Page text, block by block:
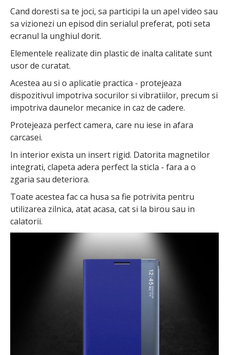
Cand doresti sa te joci, sa participi la un apel video sau
sa vizionezi un episod din serialul preferat, poti seta
ecranul la unghiul dorit.
Elementele realizate din plastic de inalta calitate sunt
usor de curatat.
Acestea au si o aplicatie practica - protejeaza
dispozitivul impotriva socurilor si vibratiilor, precum si
impotriva daunelor mecanice in caz de cadere.
Protejeaza perfect camera, care nu iese in afara
carcasei.
In interior exista un insert rigid. Datorita magnetilor
integrati, clapeta adera perfect la sticla - fara a o
zgaria sau deteriora.
Toate acestea fac ca husa sa fie potrivita pentru
utilizarea zilnica, atat acasa, cat si la birou sau in
calatorii.